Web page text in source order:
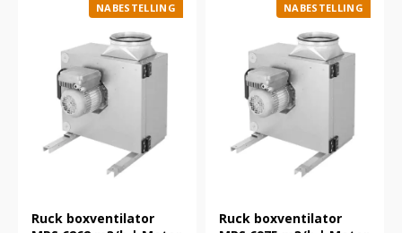
NABESTELLING
Ruck boxventilator
NABESTELLING
Ruck boxventilator